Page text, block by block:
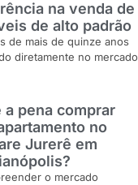
na venda de
de alto padrão
de mais de quinze anos
diretamente no mercado
a pena comprar
no
Jurerê em
o mercado